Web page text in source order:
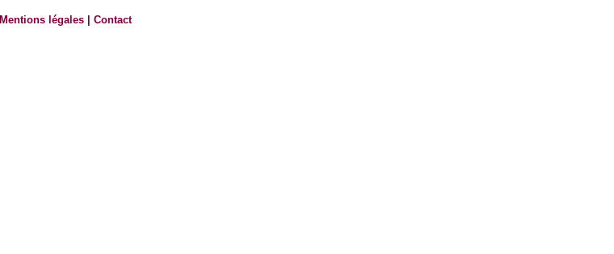
Mentions légales |Contact